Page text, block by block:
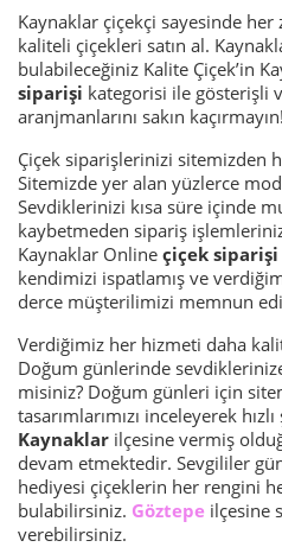
Kaynaklar çiçekçi sayesinde
kaliteli çiçekleri satın al.
bulabileceğiniz Kalite Çiçek’in
siparişi kategorisi ile gösterişli
aranjmanlarını sakın kaçırmayın!
Çiçek siparişlerinizi sitemizden
Sitemizde yer alan yüzlerce
Sevdiklerinizi kısa süre içinde
kaybetmeden sipariş
Kaynaklar Online çiçek siparişi
kendimizi ispatlamış ve
derce müşterilimizi memnun
Verdiğimiz her hizmeti daha
Doğum günlerinde
misiniz? Doğum günleri için
tasarımlarımızı inceleyerek
Kaynaklar ilçesine vermiş
devam etmektedir. Sevgililer
hediyesi çiçeklerin her rengini
bulabilirsiniz. Göztepe ilçesine
verebilirsiniz.